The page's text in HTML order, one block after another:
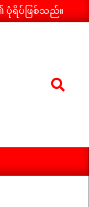
ပုံရိပ်ဖြစ်သည်။
Search